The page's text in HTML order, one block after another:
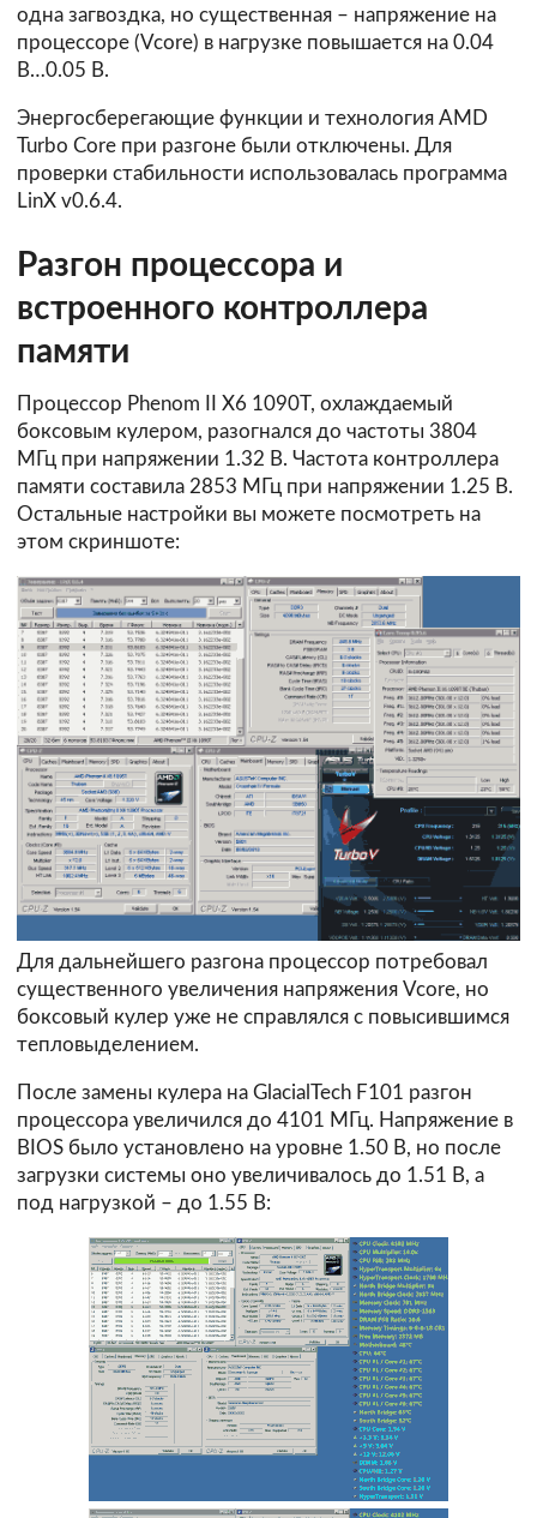
одна загвоздка, но существенная – напряжение на
процессоре (Vcore) в нагрузке повышается на 0.04
В…0.05 В.
Энергосберегающие функции и технология AMD
Turbo Core при разгоне были отключены. Для
проверки стабильности использовалась программа
LinX v0.6.4.
Разгон процессора и
встроенного контроллера
памяти
Процессор Phenom II X6 1090T, охлаждаемый
боксовым кулером, разогнался до частоты 3804
МГц при напряжении 1.32 В. Частота контроллера
памяти составила 2853 МГц при напряжении 1.25 В.
Остальные настройки вы можете посмотреть на
этом скриншоте:
Для дальнейшего разгона процессор потребовал
существенного увеличения напряжения Vcore, но
боксовый кулер уже не справлялся с повысившимся
тепловыделением.
После замены кулера на GlacialTech F101 разгон
процессора увеличился до 4101 МГц. Напряжение в
BIOS было установлено на уровне 1.50 В, но после
загрузки системы оно увеличивалось до 1.51 В, а
под нагрузкой – до 1.55 В: